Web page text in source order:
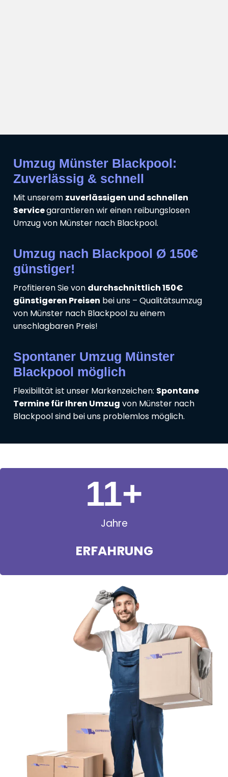
Umzug Münster Blackpool:
Zuverlässig & schnell
Mit unserem zuverlässigen und schnellen
Servicegarantieren wir einen reibungslosen
Umzug von Münster nach Blackpool.
Umzug nach Blackpool Ø 150€
günstiger!
Profitieren Sie von durchschnittlich 150€
günstigeren Preisen bei uns – Qualitätsumzug
von Münster nach Blackpool zu einem
unschlagbaren Preis!
Spontaner Umzug Münster
Blackpool möglich
Flexibilität ist unser Markenzeichen: Spontane
Termine für Ihren Umzug von Münster nach
Blackpool sind bei uns problemlos möglich.
Jahre
ERFAHRUNG
11+